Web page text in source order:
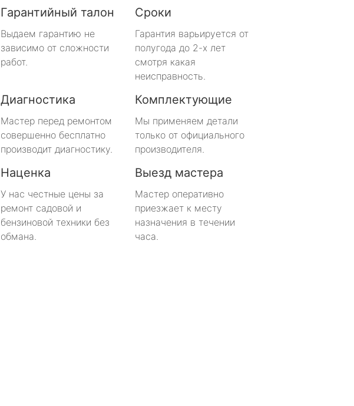
Гарантийный талон
Выдаем гарантию не
зависимо от сложности
работ.
Сроки
Гарантия варьируется от
полугода до 2-х лет
смотря какая
неисправность.
Диагностика
Мастер перед ремонтом
совершенно бесплатно
производит диагностику.
Комплектующие
Мы применяем детали
только от официального
производителя.
Наценка
У нас честные цены за
ремонт садовой и
бензиновой техники без
обмана.
Выезд мастера
Мастер оперативно
приезжает к месту
назначения в течении
часа.